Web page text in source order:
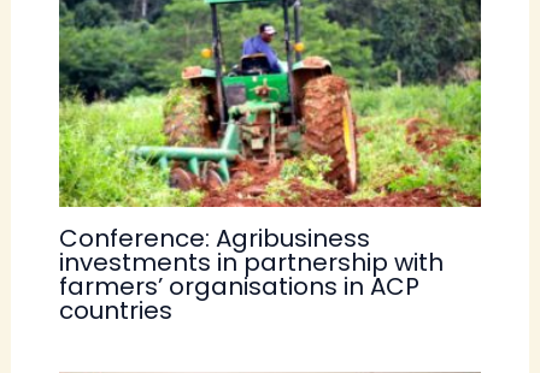
Conference: Agribusiness
investments in partnership with
farmers’ organisations in ACP
countries